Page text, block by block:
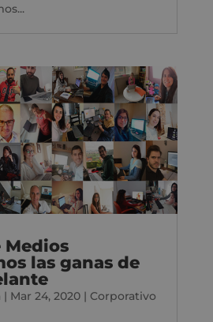
Medios
las ganas de
| Mar 24, 2020| Corporativo